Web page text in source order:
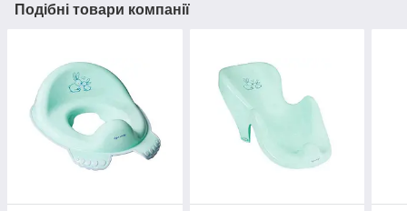
Подібні товари компанії